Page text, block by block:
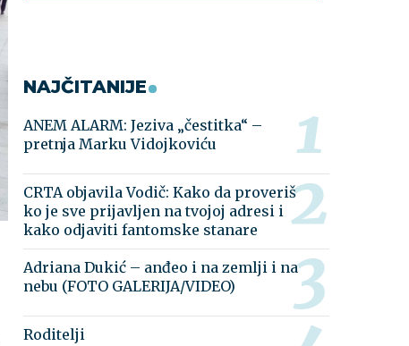
NAJČITANIJE
ANEM ALARM: Jeziva „čestitka“ –
pretnja Marku Vidojkoviću
CRTA objavila Vodič: Kako da proveriš
ko je sve prijavljen na tvojoj adresi i
kako odjaviti fantomske stanare
Adriana Dukić – anđeo i na zemlji i na
nebu (FOTO GALERIJA/VIDEO)
Roditelji